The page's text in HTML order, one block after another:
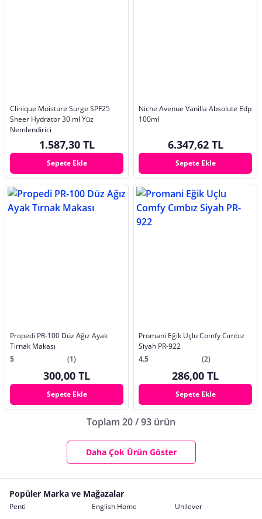
Clinique Moisture Surge SPF25
Sheer Hydrator 30 ml Yüz
Nemlendirici
1.587,30 TL
Sepete Ekle
Niche Avenue Vanilla Absolute Edp
100ml
6.347,62 TL
Sepete Ekle
Propedi PR-100 Düz Ağız Ayak
Tırnak Makası
5
(1)
300,00 TL
Sepete Ekle
Promani Eğik Uçlu Comfy Cımbız
Siyah PR-922
4.5
(2)
286,00 TL
Sepete Ekle
Toplam 20 / 93 ürün
Daha Çok Ürün Göster
Popüler Marka ve Mağazalar
Penti English Home
Unilever